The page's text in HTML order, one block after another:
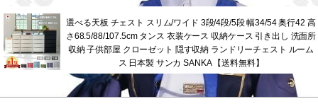
選べる天板 チェスト スリム/ワイド 3段/4段/5段 幅34/54 奥行42 高
さ68.5/88/107.5cm タンス 衣装ケース 収納ケース 引き出し 洗面所
収納 子供部屋 クローゼット 隠す収納 ランドリーチェスト ルーム
ス 日本製 サンカ SANKA 【送料無料】